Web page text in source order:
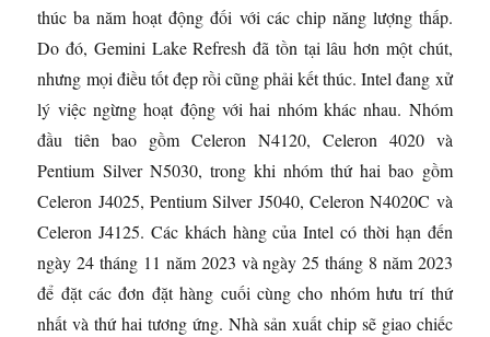
thúc ba năm hoạt động đối với các chip năng lượng thấp.
Do đó, Gemini Lake Refresh đã tồn tại lâu hơn một chút,
nhưng mọi điều tốt đẹp rồi cũng phải kết thúc. Intel đang xử
lý việc ngừng hoạt động với hai nhóm khác nhau. Nhóm
đầu tiên bao gồm Celeron N4120, Celeron 4020 và
Pentium Silver N5030, trong khi nhóm thứ hai bao gồm
Celeron J4025, Pentium Silver J5040, Celeron N4020C và
Celeron J4125. Các khách hàng của Intel có thời hạn đến
ngày 24 tháng 11 năm 2023 và ngày 25 tháng 8 năm 2023
để đặt các đơn đặt hàng cuối cùng cho nhóm hưu trí thứ
nhất và thứ hai tương ứng. Nhà sản xuất chip sẽ giao chiếc